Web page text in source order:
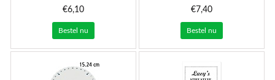
€6,10
Bestel nu
€7,40
Bestel nu